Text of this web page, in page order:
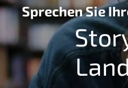
Sprechen Sie